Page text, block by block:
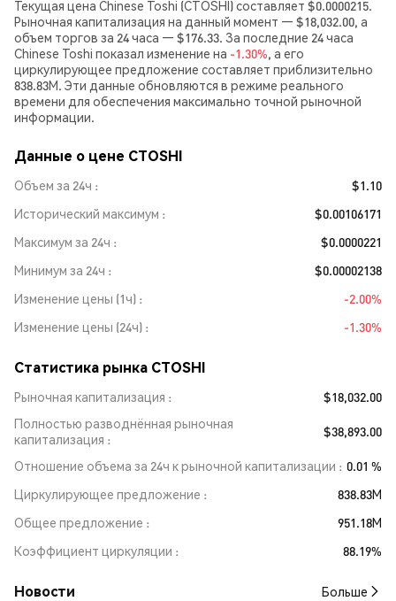
Текущая цена Chinese Toshi (CTOSHI) составляет $0.0000215.
Рыночная капитализация на данный момент — $18,032.00, а
объем торгов за 24 часа — $176.33. За последние 24 часа
Chinese Toshi показал изменение на -1.30%, а его
циркулирующее предложение составляет приблизительно
838.83M. Эти данные обновляются в режиме реального
времени для обеспечения максимально точной рыночной
информации.
Данные о цене CTOSHI
Объем за 24ч
$1.10
Исторический максимум
$0.00106171
Максимум за 24ч
$0.0000221
Минимум за 24ч
$0.00002138
Изменение цены (1ч)
-2.00%
Изменение цены (24ч)
-1.30%
Статистика рынка CTOSHI
Рыночная капитализация
$18,032.00
Полностью разводнённая рыночная
капитализация
$38,893.00
Отношение объема за 24ч к рыночной капитализации
0.01 %
Циркулирующее предложение
838.83M
Общее предложение
951.18M
Коэффициент циркуляции
88.19%
Новости Больше